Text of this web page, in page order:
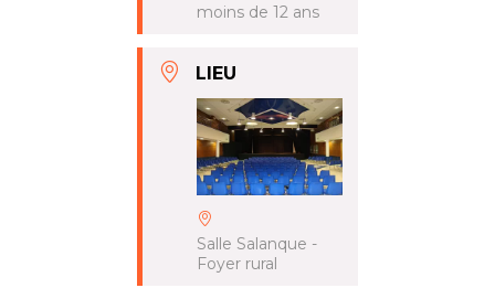
moins de 12 ans
LIEU
Salle Salanque -
Foyer rural